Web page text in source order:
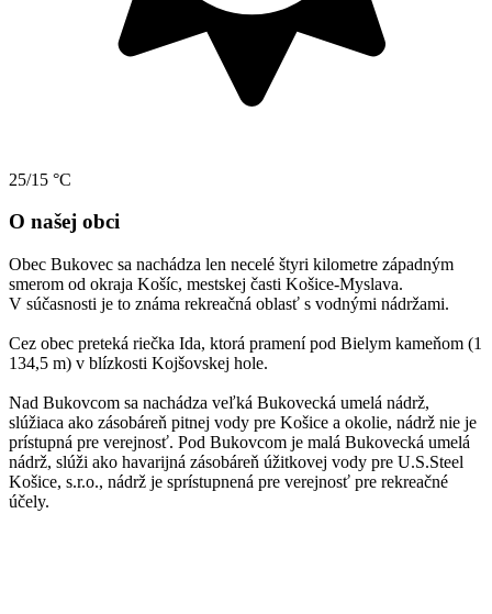
25/15 °C
O našej obci
Obec Bukovec sa nachádza len necelé štyri kilometre západným
smerom od okraja Košíc, mestskej časti Košice-Myslava.
V súčasnosti je to známa rekreačná oblasť s vodnými nádržami.
Cez obec preteká riečka Ida, ktorá pramení pod Bielym kameňom (1
134,5 m) v blízkosti Kojšovskej hole.
Nad Bukovcom sa nachádza veľká Bukovecká umelá nádrž,
slúžiaca ako zásobáreň pitnej vody pre Košice a okolie, nádrž nie je
prístupná pre verejnosť. Pod Bukovcom je malá Bukovecká umelá
nádrž, slúži ako havarijná zásobáreň úžitkovej vody pre U.S.Steel
Košice, s.r.o., nádrž je sprístupnená pre verejnosť pre rekreačné
účely.